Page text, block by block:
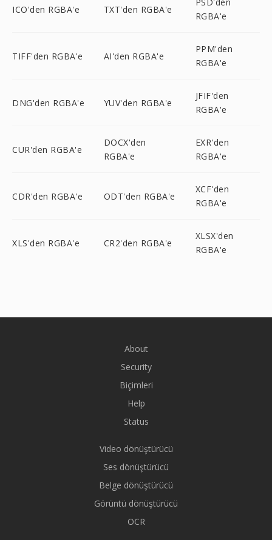
ICO'den RGBA'e TXT'den RGBA'e
RGBA'e
TIFF'den RGBA'e AI'den RGBA'e
PPM'den
RGBA'e
DNG'den RGBA'e YUV'den RGBA'e
JFIF'den
RGBA'e
CUR'den RGBA'e
DOCX'den
RGBA'e
EXR'den
RGBA'e
CDR'den RGBA'e ODT'den RGBA'e
XCF'den
RGBA'e
XLS'den RGBA'e CR2'den RGBA'e
XLSX'den
RGBA'e
About
Security
Biçimleri
Help
Status
Video dönüştürücü
Ses dönüştürücü
Belge dönüştürücü
Görüntü dönüştürücü
OCR